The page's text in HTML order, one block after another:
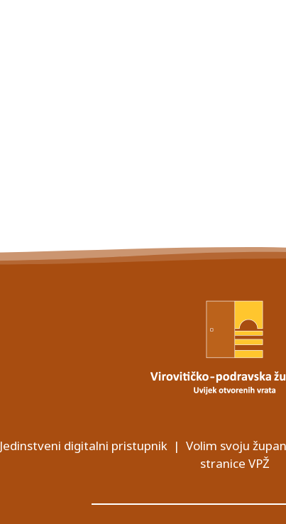
Jedinstveni digitalni pristupnik| Volim svoju
stranice VPŽ